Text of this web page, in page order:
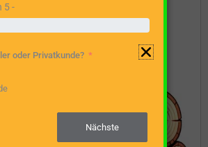
5 -
oder Privatkunde?
Nächste